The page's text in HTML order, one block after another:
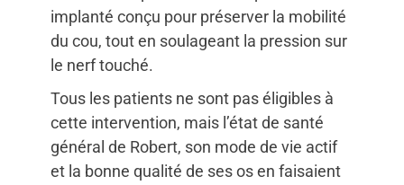
implanté conçu pour préserver la mobilité
du cou, tout en soulageant la pression sur
le nerf touché.
Tous les patients ne sont pas éligibles à
cette intervention, mais l’état de santé
général de Robert, son mode de vie actif
et la bonne qualité de ses os en faisaient